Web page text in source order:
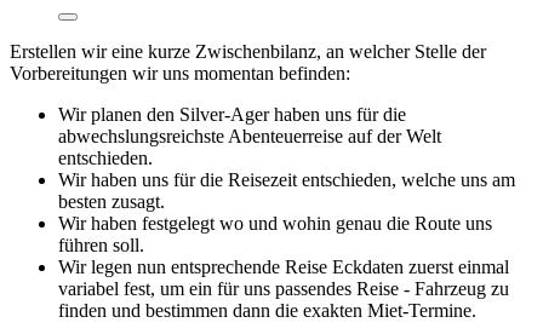
Erstellen wir eine kurze Zwischenbilanz, an welcher Stelle der
Vorbereitungen wir uns momentan befinden:
Wir planen den Silver-Ager haben uns für die
abwechslungsreichste Abenteuerreise auf der Welt
entschieden.
Wir haben uns für die Reisezeit entschieden, welche uns am
besten zusagt.
Wir haben festgelegt wo und wohin genau die Route uns
führen soll.
Wir legen nun entsprechende Reise Eckdaten zuerst einmal
variabel fest, um ein für uns passendes Reise - Fahrzeug zu
finden und bestimmen dann die exakten Miet-Termine.